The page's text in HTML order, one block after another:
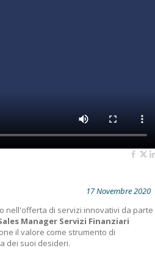
17 Novembre 2020
nell'offerta di servizi innovativi da parte
Manager Servizi Finanziari
il valore come strumento di
dei suoi desideri.